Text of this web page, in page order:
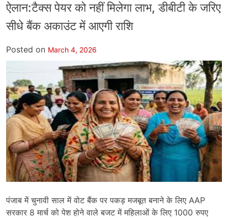
ऐलान:टैक्स पेयर को नहीं मिलेगा लाभ, डीबीटी के जरिए
सीधे बैंक अकाउंट में आएगी राशि
Posted on March 4, 2026
पंजाब में चुनावी साल में वोट बैंक पर पकड़ मजबूत बनाने के लिए AAP
सरकार 8 मार्च को पेश होने वाले बजट में महिलाओं के लिए 1000 रुपए